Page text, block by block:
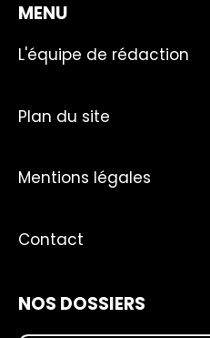
MENU
L'équipe de rédaction
Plan du site
Mentions légales
Contact
NOS DOSSIERS